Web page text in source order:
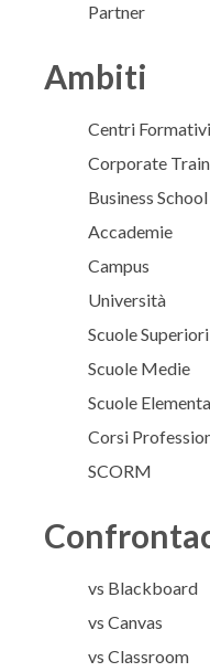
Partner
Ambiti
Centri Formativi
Corporate
Business School
Accademie
Campus
Università
Scuole Superiori
Scuole Medie
Scuole
Corsi
SCORM
vs Blackboard
vs Canvas
vs Classroom